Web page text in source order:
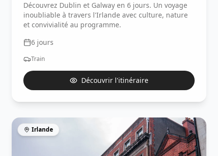
Découvrez Dublin et Galway en 6 jours. Un voyage
inoubliable à travers l'Irlande avec culture, nature
et convivialité au programme.
6 jours
Train
Découvrir l'itinéraire
Irlande